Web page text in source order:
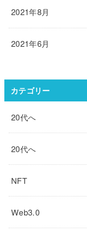
2021年8月
2021年6月
カテゴリー
20代へ
20代へ
NFT
Web3.0